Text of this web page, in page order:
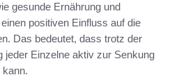
gesunde Ernährung und
positiven Einfluss auf die
Das bedeutet, dass trotz der
jeder Einzelne aktiv zur Senkung